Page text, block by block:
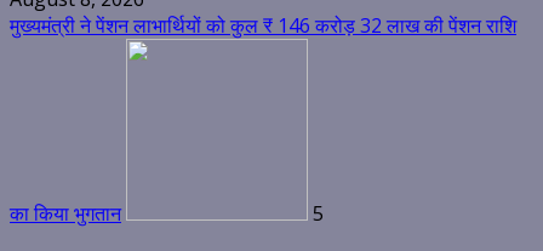
मुख्यमंत्री ने पेंशन लाभार्थियों को कुल ₹ 146 करोड़ 32 लाख की पेंशन राशि
का किया भुगतान 5